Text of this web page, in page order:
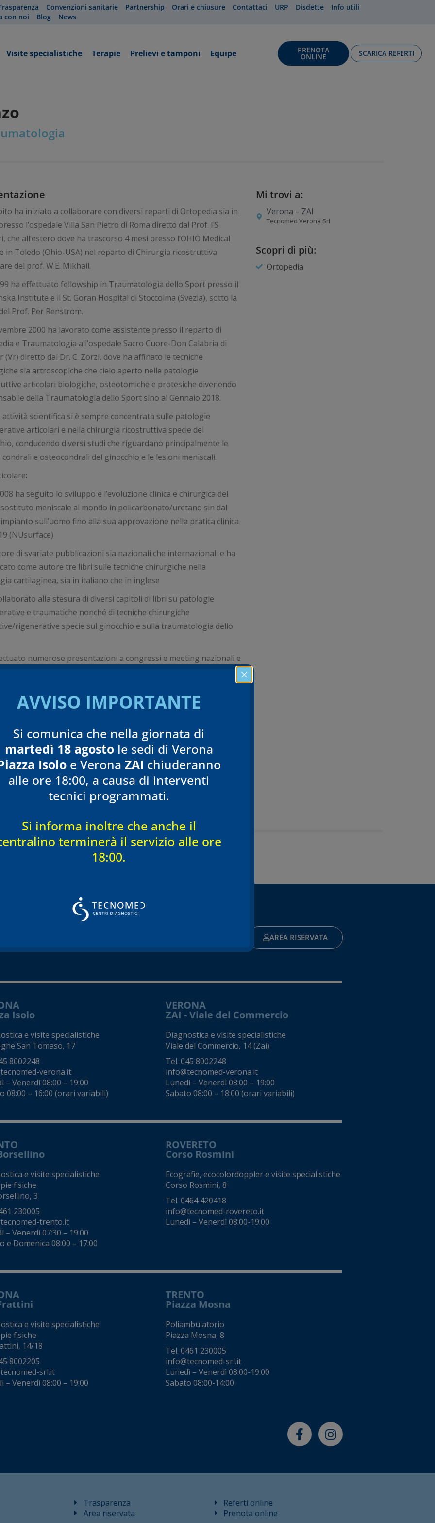
Convenzioni sanitarie Partnership Orari e chiusure Contattaci URP Disdette
Info utili
con noi
Blog News
Visite specialistiche Terapie Prelievi e tamponi Equipe PRENOTA
ONLINE SCARICA REFERTI
ha iniziato a collaborare con diversi reparti di Ortopedia sia in
l’ospedale Villa San Pietro di Roma diretto dal Prof. FS
che all’estero dove ha trascorso 4 mesi presso l’OHIO Medical
in Toledo (Ohio-USA) nel reparto di Chirurgia ricostruttiva
del prof. W.E. Mikhail.
ha effettuato fellowship in Traumatologia dello Sport presso il
Institute e il St. Goran Hospital di Stoccolma (Svezia), sotto la
Prof. Per Renstrom.
2000 ha lavorato come assistente presso il reparto di
e Traumatologia all’ospedale Sacro Cuore-Don Calabria di
(Vr) diretto dal Dr. C. Zorzi, dove ha affinato le tecniche
sia artroscopiche che cielo aperto nelle patologie
articolari biologiche, osteotomiche e protesiche divenendo
della Traumatologia dello Sport sino al Gennaio 2018.
attività scientifica si è sempre concentrata sulle patologie
articolari e nella chirurgia ricostruttiva specie del
conducendo diversi studi che riguardano principalmente le
condrali e osteocondrali del ginocchio e le lesioni meniscali.
ha seguito lo sviluppo e l’evoluzione clinica e chirurgica del
meniscale al mondo in policarbonato/uretano sin dal
sull’uomo fino alla sua approvazione nella pratica clinica
(NUsurface)
di svariate pubblicazioni sia nazionali che internazionali e ha
come autore tre libri sulle tecniche chirurgiche nella
cartilaginea, sia in italiano che in inglese
alla stesura di diversi capitoli di libri su patologie
e traumatiche nonché di tecniche chirurgiche
rigenerative specie sul ginocchio e sulla traumatologia dello
numerose presentazioni a congressi e meeting nazionali e
Tecnomed esegue prestazioni di Ortopedia:
ortopedica
con PRP
Mi trovi a:
Verona – ZAI
Tecnomed Verona Srl
Scopri di più:
Ortopedia
Torna all'equipe
AREA RISERVATA
Isolo
e visite specialistiche
San Tomaso, 17
8002248
verona.it
– Venerdì 08:00 – 19:00
08:00 – 16:00 (orari variabili)
VERONA
ZAI - Viale del Commercio
Diagnostica e visite specialistiche
Viale del Commercio, 14 (Zai)
Tel.045 8002248
info@tecnomed-verona.it
Lunedì – Venerdì 08:00 – 19:00
Sabato 08:00 – 18:00 (orari variabili)
e visite specialistiche
fisiche
3
230005
trento.it
– Venerdì 07:30 – 19:00
e Domenica 08:00 – 17:00
ROVERETO
Corso Rosmini
Ecografie, ecocolordoppler e visite specialistiche
Corso Rosmini, 8
Tel.0464 420418
info@tecnomed-rovereto.it
Lunedì – Venerdì 08:00-19:00
e visite specialistiche
fisiche
14/18
8002205
srl.it
– Venerdì 08:00 – 19:00
TRENTO
Piazza Mosna
Poliambulatorio
Piazza Mosna, 8
Tel.0461 230005
info@tecnomed-srl.it
Lunedì – Venerdì 08:00-19:00
Sabato 08:00-14:00
Trasparenza
Area riservata
Referti online
Prenota online
AVVISO IMPORTANTE
Si comunica che nella giornata di
martedì 18 agosto le sedi di Verona
Isoloe Verona ZAI chiuderanno
alle ore 18:00, a causa di interventi
tecnici programmati.
Si informa inoltre che anche il
terminerà il servizio alle ore
18:00.​